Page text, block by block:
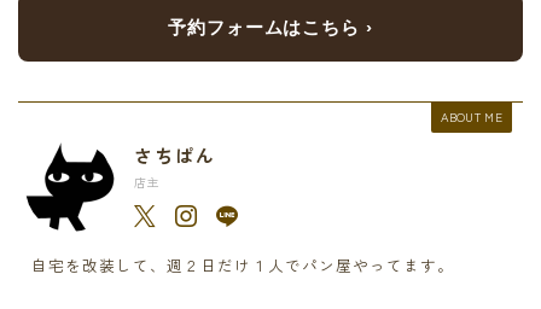
予約フォームはこちら ›
ABOUT ME
さちぱん
店主
自宅を改装して、週２日だけ１人でパン屋やってます。